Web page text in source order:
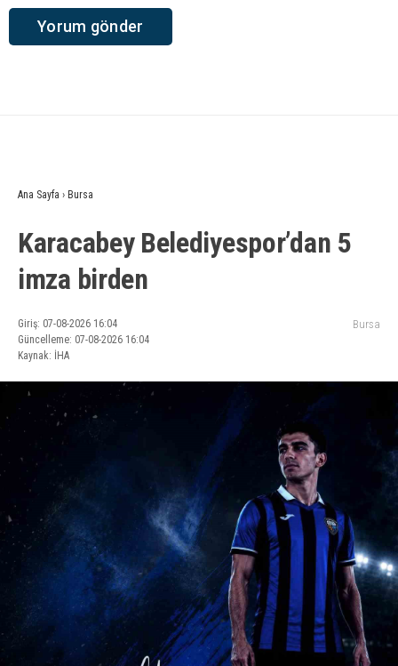
Ana Sayfa › Bursa
Karacabey Belediyespor’dan 5
imza birden
Giriş: 07-08-2026 16:04
Güncelleme: 07-08-2026 16:04
Kaynak: İHA
Bursa